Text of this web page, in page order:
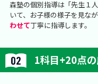
森塾の個別指導は「先生１
いて、お子様の様子を見なが
わせて丁寧に指導します。
1科目+20点